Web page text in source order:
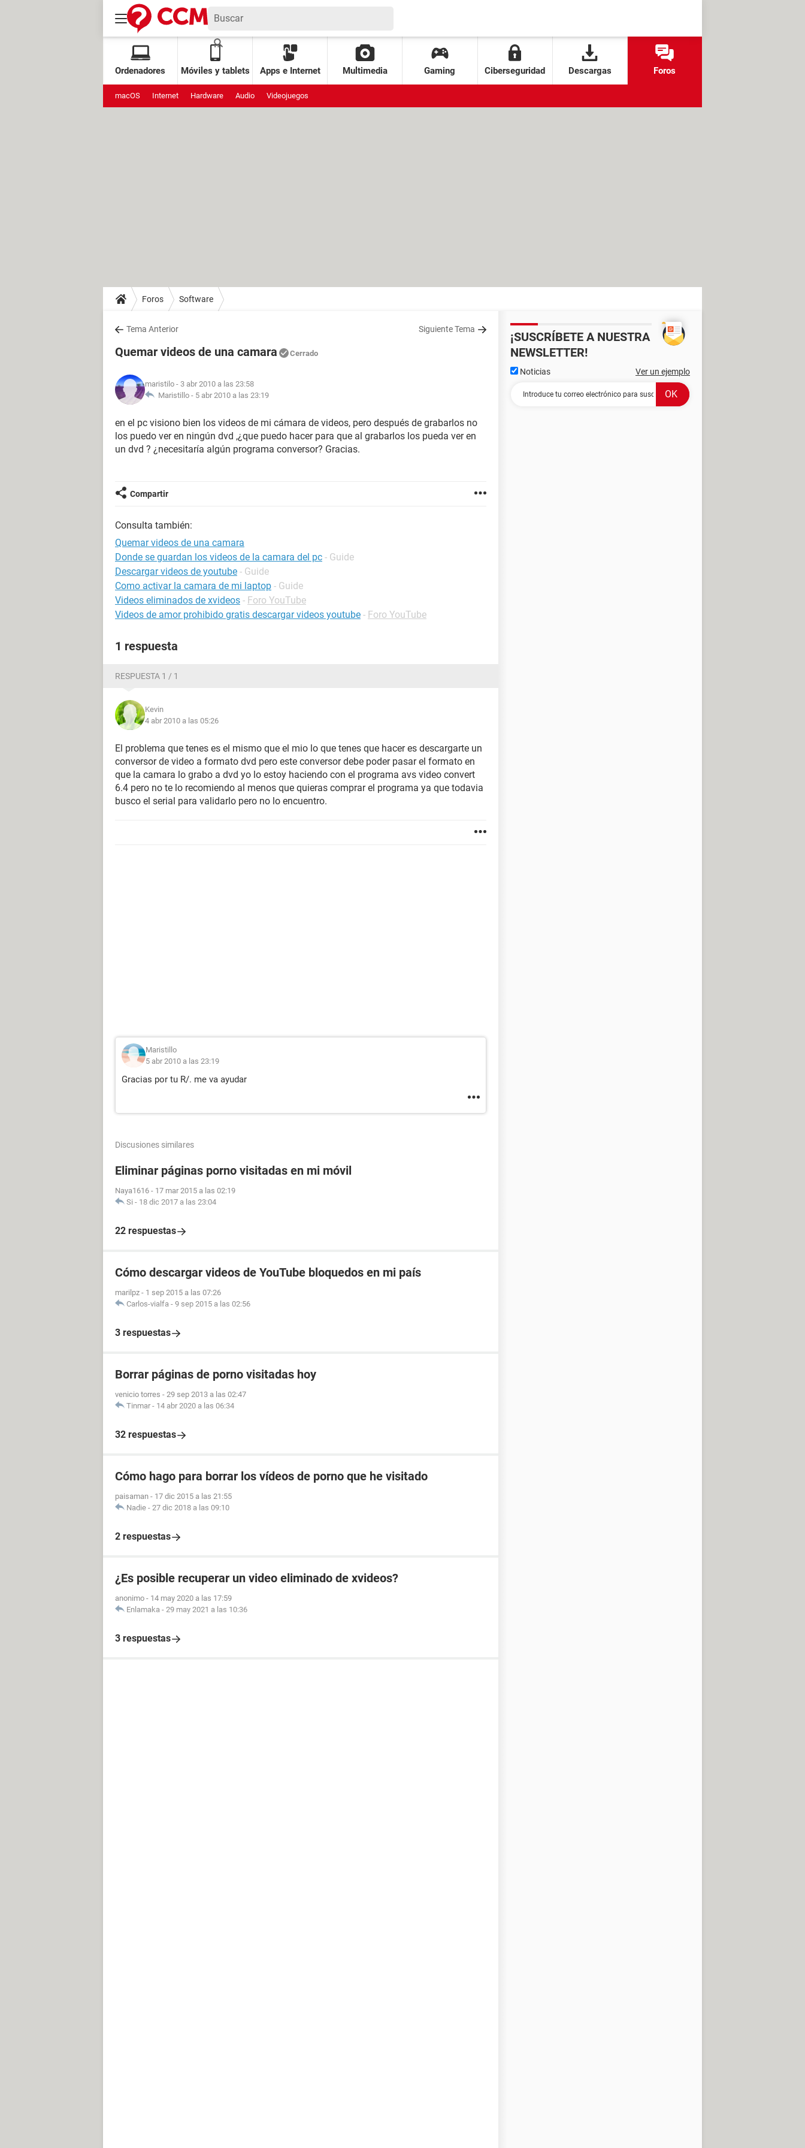
Ordenadores Móviles y tablets Apps e Internet Multimedia Gaming Ciberseguridad Descargas Foros
macOS Internet Hardware Audio Videojuegos
Foros Software
Tema Anterior Siguiente Tema
Quemar videos de una camara Cerrado
maristilo - 3 abr 2010 a las 23:58
Maristillo - 5 abr 2010 a las 23:19
en el pc visiono bien los videos de mi cámara de videos, pero después de grabarlos no
los puedo ver en ningún dvd ,¿que puedo hacer para que al grabarlos los pueda ver en
un dvd ? ¿necesitaría algún programa conversor? Gracias.
Compartir
Consulta también:
Quemar videos de una camara
Donde se guardan los videos de la camara del pc - Guide
Descargar videos de youtube - Guide
Como activar la camara de mi laptop - Guide
Videos eliminados de xvideos - Foro YouTube
Videos de amor prohibido gratis descargar videos youtube - Foro YouTube
1 respuesta
RESPUESTA 1 / 1
Kevin
4 abr 2010 a las 05:26
El problema que tenes es el mismo que el mio lo que tenes que hacer es descargarte un
conversor de video a formato dvd pero este conversor debe poder pasar el formato en
que la camara lo grabo a dvd yo lo estoy haciendo con el programa avs video convert
6.4 pero no te lo recomiendo al menos que quieras comprar el programa ya que todavia
busco el serial para validarlo pero no lo encuentro.
Maristillo
5 abr 2010 a las 23:19
Gracias por tu R/. me va ayudar
Discusiones similares
Eliminar páginas porno visitadas en mi móvil
Naya1616 - 17 mar 2015 a las 02:19
Si - 18 dic 2017 a las 23:04
22 respuestas
Cómo descargar videos de YouTube bloquedos en mi país
marilpz - 1 sep 2015 a las 07:26
Carlos-vialfa - 9 sep 2015 a las 02:56
3 respuestas
Borrar páginas de porno visitadas hoy
venicio torres - 29 sep 2013 a las 02:47
Tinmar - 14 abr 2020 a las 06:34
32 respuestas
Cómo hago para borrar los vídeos de porno que he visitado
paisaman - 17 dic 2015 a las 21:55
Nadie - 27 dic 2018 a las 09:10
2 respuestas
¿Es posible recuperar un video eliminado de xvideos?
anonimo - 14 may 2020 a las 17:59
Enlamaka - 29 may 2021 a las 10:36
3 respuestas
¡SUSCRÍBETE A NUESTRA
NEWSLETTER!
Noticias Ver un ejemplo